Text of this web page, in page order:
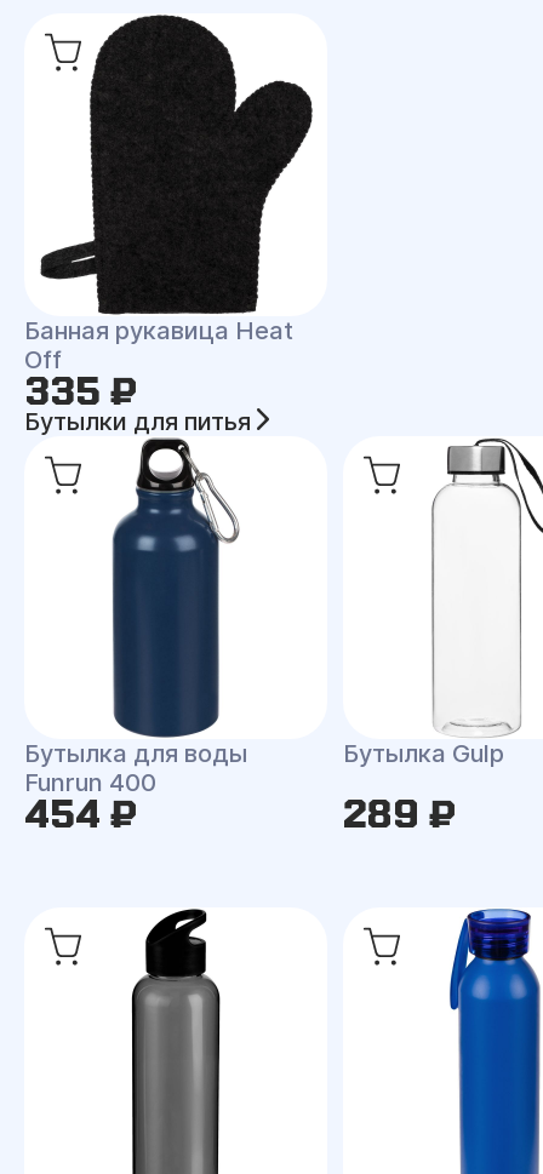
Банная рукавица Heat
Off
335 ₽
Бутылки для питья
Бутылка для воды
Funrun 400
454 ₽
Бутылка Gulp
289 ₽